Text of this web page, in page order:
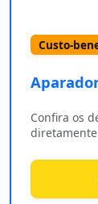
Custo-
Confira os